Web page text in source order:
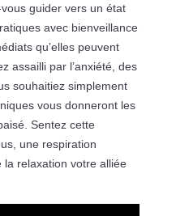
guider vers un état
avec bienveillance
qu’elles peuvent
assailli par l’anxiété, des
souhaitiez simplement
vous donneront les
Sentez cette
une respiration
la relaxation votre alliée